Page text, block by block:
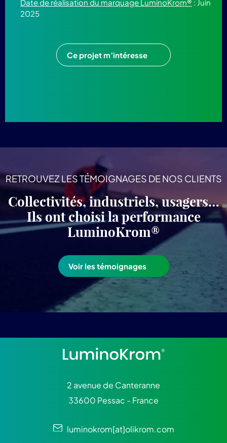
Date de réalisation du marquage LuminoKrom® : Juin
2025
Ce projet m’intéresse
RETROUVEZ LES TÉMOIGNAGES DE NOS CLIENTS
Collectivités, industriels, usagers…
Ils ont choisi la performance
LuminoKrom®
Voir les témoignages
2 avenue de Canteranne
33600 Pessac - France
luminokrom[at]olikrom.com